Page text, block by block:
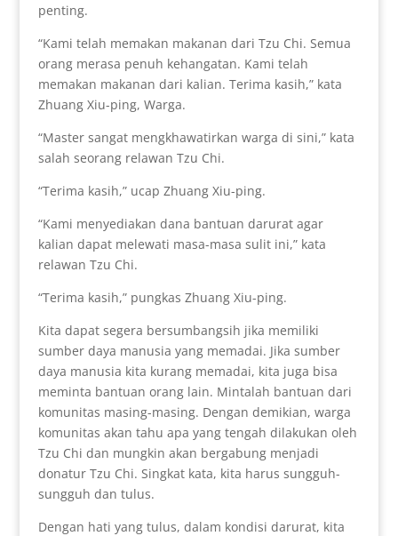
penting.
“Kami telah memakan makanan dari Tzu Chi. Semua
orang merasa penuh kehangatan. Kami telah
memakan makanan dari kalian. Terima kasih,” kata
Zhuang Xiu-ping, Warga.
“Master sangat mengkhawatirkan warga di sini,” kata
salah seorang relawan Tzu Chi.
“Terima kasih,” ucap Zhuang Xiu-ping.
“Kami menyediakan dana bantuan darurat agar
kalian dapat melewati masa-masa sulit ini,” kata
relawan Tzu Chi.
“Terima kasih,” pungkas Zhuang Xiu-ping.
Kita dapat segera bersumbangsih jika memiliki
sumber daya manusia yang memadai. Jika sumber
daya manusia kita kurang memadai, kita juga bisa
meminta bantuan orang lain. Mintalah bantuan dari
komunitas masing-masing. Dengan demikian, warga
komunitas akan tahu apa yang tengah dilakukan oleh
Tzu Chi dan mungkin akan bergabung menjadi
donatur Tzu Chi. Singkat kata, kita harus sungguh-
sungguh dan tulus.
Dengan hati yang tulus, dalam kondisi darurat, kita